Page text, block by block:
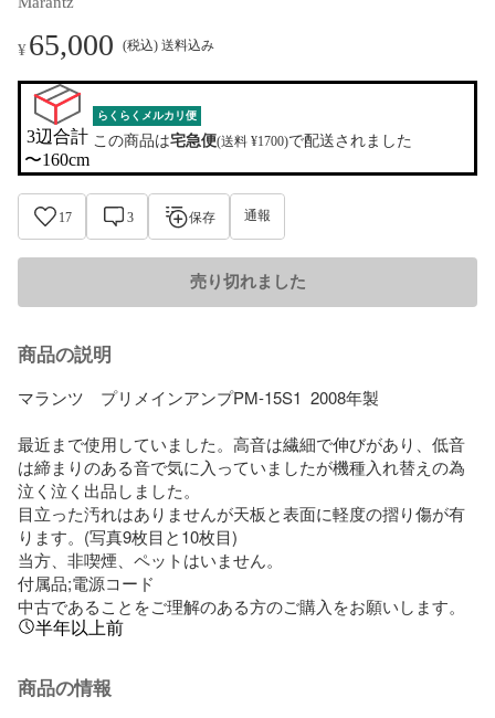
¥65,000 (税込) 送料込み
3辺合計
〜160cm
らくらくメルカリ便
この商品は宅急便(送料 ¥1700)で配送されました
17 3 保存 通報
売り切れました
商品の説明
マランツ　プリメインアンプPM-15S1  2008年製
最近まで使用していました。高音は繊細で伸びがあり、低音
は締まりのある音で気に入っていましたが機種入れ替えの為
泣く泣く出品しました。
目立った汚れはありませんが天板と表面に軽度の摺り傷が有
ります。(写真9枚目と10枚目)
当方、非喫煙、ペットはいません。
付属品;電源コード
中古であることをご理解のある方のご購入をお願いします。
半年以上前
商品の情報